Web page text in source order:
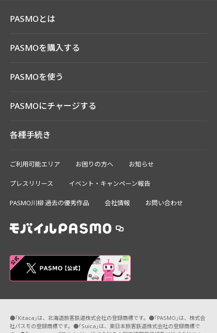
PASMOとは
PASMOを購入する
PASMOを使う
PASMOにチャージする
各種手続き
ご利用可能エリア お困りの方へ お知らせ
プレスリリース イベント・キャンペーン報告
PASMO川柳 過去の優秀作品 会社情報 お問い合わせ
●「Kitaca」は、北海道旅客鉄道株式会社の登録商標です。●「PASMO」は、株式会
社パスモの登録商標です。●「Suica」は、東日本旅客鉄道株式会社の登録商標で